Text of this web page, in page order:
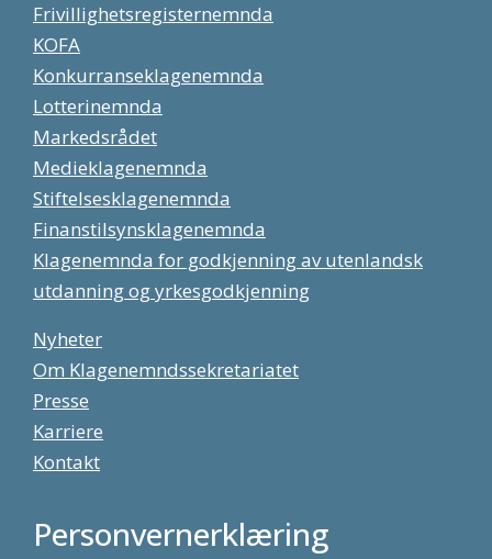
Frivillighetsregisternemnda
KOFA
Konkurranseklagenemnda
Lotterinemnda
Markedsrådet
Medieklagenemnda
Stiftelsesklagenemnda
Finanstilsynsklagenemnda
Klagenemnda for godkjenning av utenlandsk
utdanning og yrkesgodkjenning
Nyheter
Om Klagenemndssekretariatet
Presse
Karriere
Kontakt
Personvernerklæring